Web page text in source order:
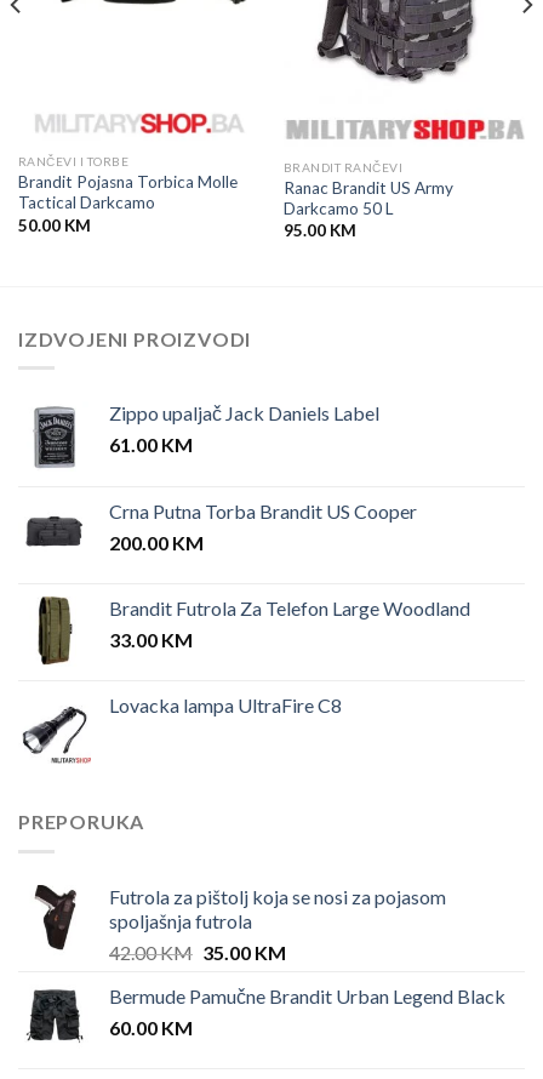
RANČEVI I TORBE
Brandit Pojasna Torbica Molle
Tactical Darkcamo
50.00 KM
BRANDIT RANČEVI
Ranac Brandit US Army
Darkcamo 50 L
95.00 KM
IZDVOJENI PROIZVODI
Zippo upaljač Jack Daniels Label
61.00 KM
Crna Putna Torba Brandit US Cooper
200.00 KM
Brandit Futrola Za Telefon Large Woodland
33.00 KM
Lovacka lampa UltraFire C8
PREPORUKA
Futrola za pištolj koja se nosi za pojasom
spoljašnja futrola
42.00KM Original
was:
35.00 KMCurrent
is:
Bermude Pamučne Brandit Urban Legend Black
60.00 KM